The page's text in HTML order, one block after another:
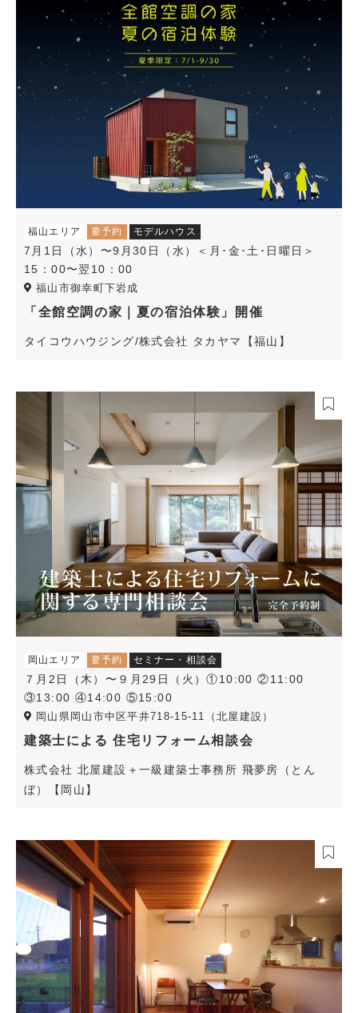
福山エリア 要予約 モデルハウス
7月1日（水）〜9月30日（水）＜月･金･土･日曜日＞
15：00〜翌10：00
福山市御幸町下岩成
「全館空調の家｜夏の宿泊体験」開催
タイコウハウジング/株式会社 タカヤマ【福山】
岡山エリア 要予約 セミナー・相談会
７月2日（木）〜９月29日（火）①10:00 ②11:00
③13:00 ④14:00 ⑤15:00
岡山県岡山市中区平井718-15-11（北屋建設）
建築士による 住宅リフォーム相談会
株式会社 北屋建設＋一級建築士事務所 飛夢房（とん
ぼ）【岡山】